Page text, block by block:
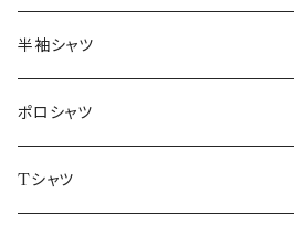
46/M
48/L
50/XL～
～44/S
46/M
48/L
半袖シャツ
～44/S
46/M
ポロシャツ
～44/S
Tシャツ